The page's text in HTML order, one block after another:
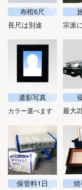
布棺6尺
長尺は別途
宗派
遺影写真
カラー選べます
最大
保管料1日